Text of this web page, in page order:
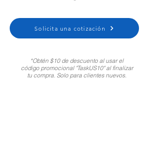
Solicita una cotización
*Obtén $10 de descuento al usar el
código promocional "TaskUS10" al finalizar
tu compra. Solo para clientes nuevos.